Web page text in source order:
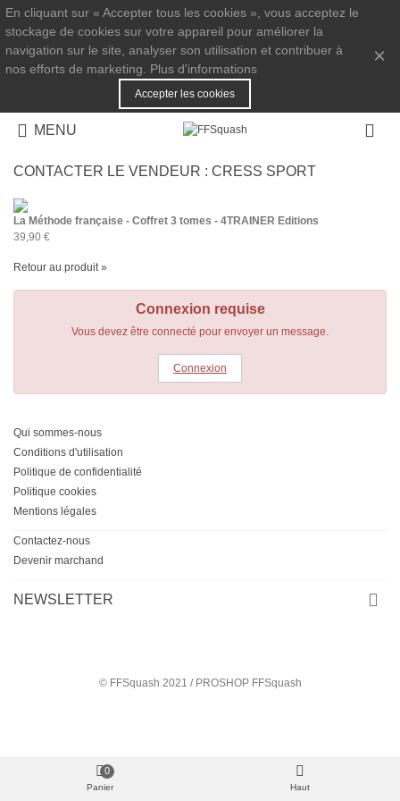
En cliquant sur « Accepter tous les cookies », vous acceptez le
stockage de cookies sur votre appareil pour améliorer la
navigation sur le site, analyser son utilisation et contribuer à
nos efforts de marketing. Plus d'informations
Accepter les cookies
×
MENU
CONTACTER LE VENDEUR : CRESS SPORT
La Méthode française - Coffret 3 tomes - 4TRAINER Editions
39,90 €
Retour au produit »
Connexion requise
Vous devez être connecté pour envoyer un message.
Connexion
Qui sommes-nous
Conditions d'utilisation
Politique de confidentialité
Politique cookies
Mentions légales
Contactez-nous
Devenir marchand
NEWSLETTER
© FFSquash 2021 / PROSHOP FFSquash
Panier
0
Haut